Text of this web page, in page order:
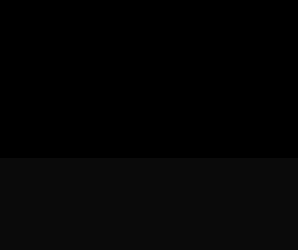
el suspense se apoderan de la
a medida que avanza la